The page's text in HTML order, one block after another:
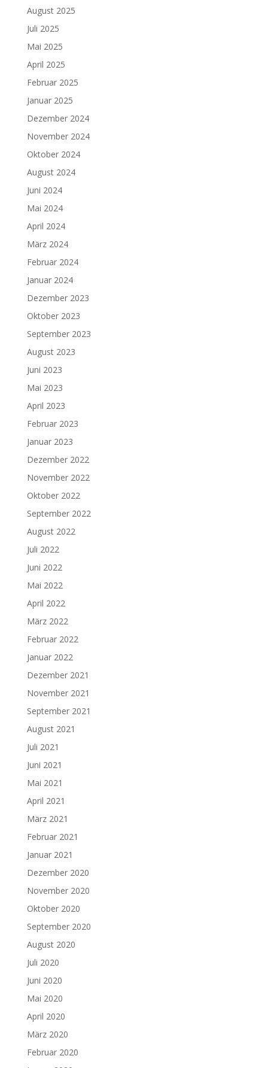
August 2025
Juli 2025
Mai 2025
April 2025
Februar 2025
Januar 2025
Dezember 2024
November 2024
Oktober 2024
August 2024
Juni 2024
Mai 2024
April 2024
März 2024
Februar 2024
Januar 2024
Dezember 2023
Oktober 2023
September 2023
August 2023
Juni 2023
Mai 2023
April 2023
Februar 2023
Januar 2023
Dezember 2022
November 2022
Oktober 2022
September 2022
August 2022
Juli 2022
Juni 2022
Mai 2022
April 2022
März 2022
Februar 2022
Januar 2022
Dezember 2021
November 2021
September 2021
August 2021
Juli 2021
Juni 2021
Mai 2021
April 2021
März 2021
Februar 2021
Januar 2021
Dezember 2020
November 2020
Oktober 2020
September 2020
August 2020
Juli 2020
Juni 2020
Mai 2020
April 2020
März 2020
Februar 2020